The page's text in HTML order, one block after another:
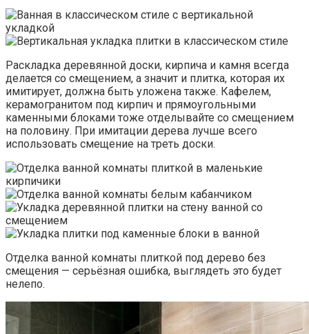
Раскладка деревянной доски, кирпича и камня всегда
делается со смещением, а значит и плитка, которая их
имитирует, должна быть уложена также. Кафелем,
керамогранитом под кирпич и прямоугольными
каменными блоками тоже отделывайте со смещением
на половину. При имитации дерева лучше всего
использовать смещение на треть доски.
Отделка ванной комнаты плиткой под дерево без
смещения — серьёзная ошибка, выглядеть это будет
нелепо.